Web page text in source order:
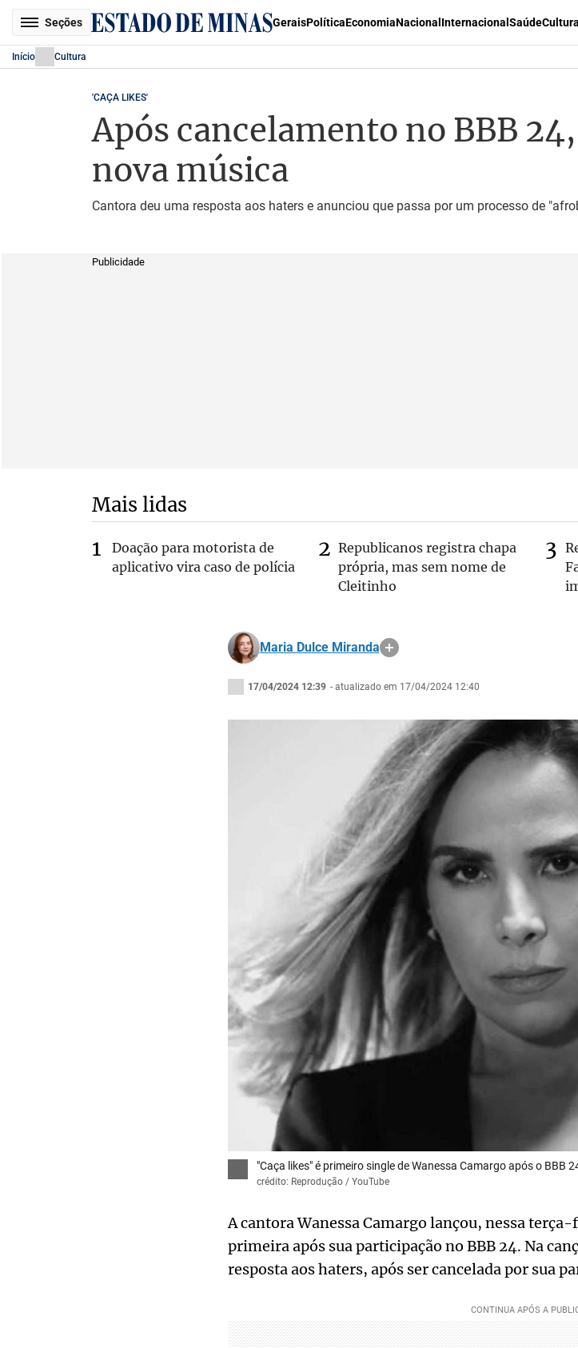
Seções GeraisPolíticaEconomiaNacional Internacional SaúdeCultura
Início Cultura
'CAÇA LIKES'
Após cancelamento no BBB
nova música
Cantora deu uma resposta aos haters e anunciou que passa por um processo de
Publicidade
Mais lidas
Doação para motorista de
aplicativo vira caso de polícia
Republicanos registra chapa
própria, mas sem nome de
Cleitinho
Maria Dulce Miranda
17/04/2024 12:39 - atualizado em 17/04/2024 12:40
"Caça likes" é primeiro single de Wanessa Camargo após o BBB
crédito: Reprodução / YouTube
A cantora Wanessa Camargo lançou, nessa
primeira após sua participação no BBB 24. Na
resposta aos haters, após ser cancelada por sua